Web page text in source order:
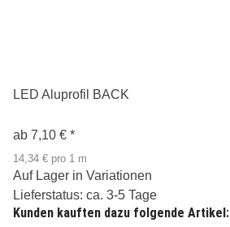
LED Aluprofil BACK
ab 7,10 € *
14,34 € pro 1 m
Auf Lager in Variationen
Lieferstatus: ca. 3-5 Tage
Kunden kauften dazu folgende Artikel: